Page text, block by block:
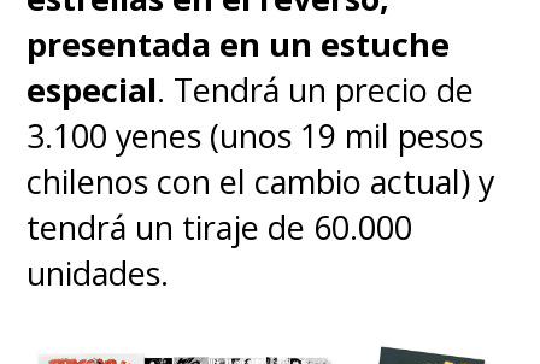
presentada en un estuche
especial. Tendrá un precio de
3.100 yenes (unos 19 mil pesos
chilenos con el cambio actual) y
tendrá un tiraje de 60.000
unidades.